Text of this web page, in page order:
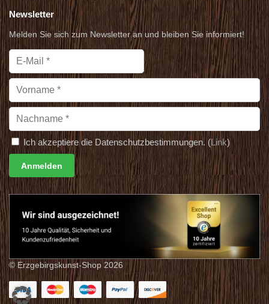
Newsletter
Melden Sie sich zum Newsletter an und bleiben Sie informiert!
Ich akzeptiere die Datenschutzbestimmungen. (Link)
© Erzgebirgskunst-Shop 2026